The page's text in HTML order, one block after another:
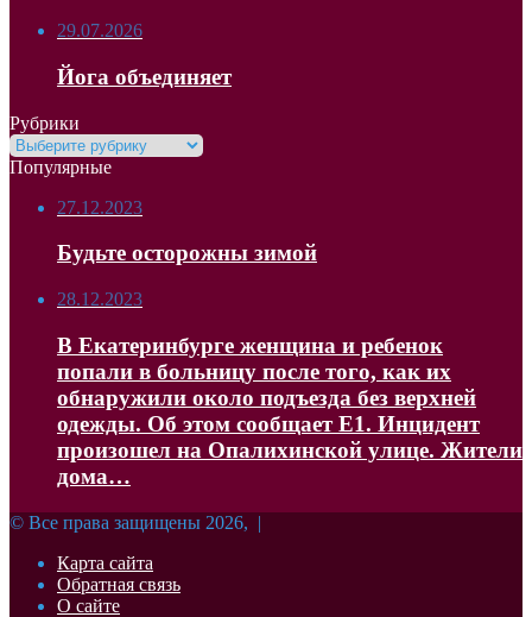
29.07.2026
Йога объединяет
Рубрики
Рубрики
Популярные
27.12.2023
Будьте осторожны зимой
28.12.2023
В Екатеринбурге женщина и ребенок
попали в больницу после того, как их
обнаружили около подъезда без верхней
одежды. Об этом сообщает Е1. Инцидент
произошел на Опалихинской улице. Жители
дома…
© Все права защищены 2026, |
Карта сайта
Обратная связь
О сайте